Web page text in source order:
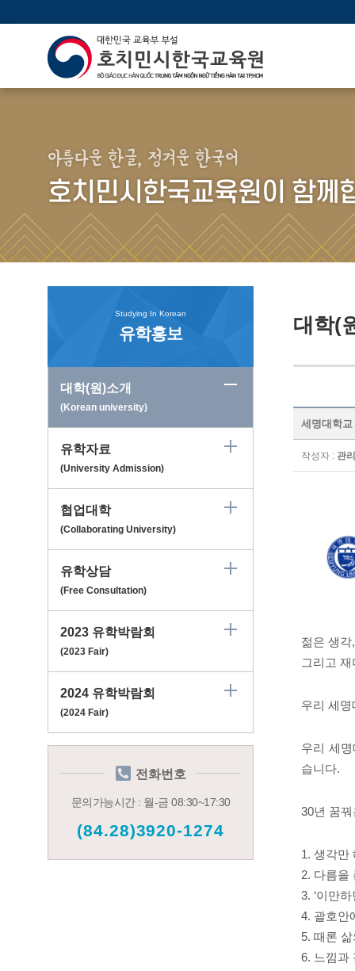
아름다운 한글, 정겨운 한국어
호치민시한국교육원이 함께
Studying In Korean
유학홍보
대학(원)소개
(Korean university)
유학자료
(University Admission)
협업대학
(Collaborating University)
유학상담
(Free Consultation)
2023 유학박람회
(2023 Fair)
2024 유학박람회
(2024 Fair)
전화번호
문의가능시간 : 월-금 08:30~17:30
(84.28)3920-1274
대학(
세명대학
작성자 : 관
젊은 생각
그리고
우리 세
우리 세
습니다.
30년 꿈
1. 생각만
2. 다름을
3. ‘이만하
4. 괄호안
5. 때론
6. 느낌과